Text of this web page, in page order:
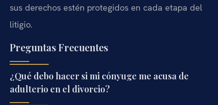
sus derechos estén protegidos en cada etapa del
litigio.
Preguntas Frecuentes
¿Qué debo hacer si mi cónyuge me acusa de
adulterio en el divorcio?